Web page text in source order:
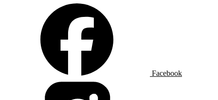
Facebook